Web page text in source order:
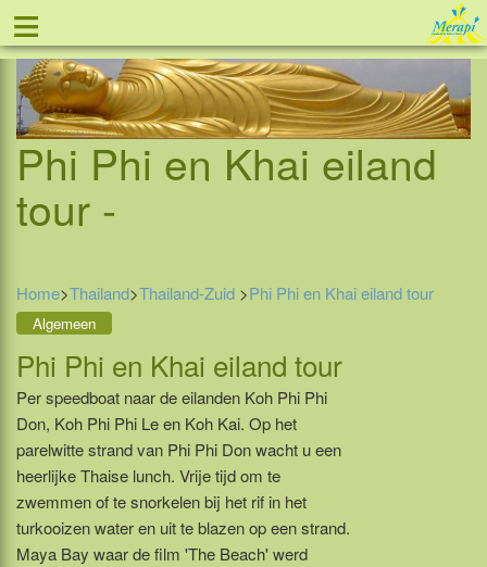
≡ Tel: 088 - 81 11 999
Phi Phi en Khai eiland
tour -
Home>Thailand>Thailand-Zuid >Phi Phi en Khai eiland tour
Algemeen
Phi Phi en Khai eiland tour
Per speedboat naar de eilanden Koh Phi Phi
Don, Koh Phi Phi Le en Koh Kai. Op het
parelwitte strand van Phi Phi Don wacht u een
heerlijke Thaise lunch. Vrije tijd om te
zwemmen of te snorkelen bij het rif in het
turkooizen water en uit te blazen op een strand.
Maya Bay waar de film 'The Beach' werd